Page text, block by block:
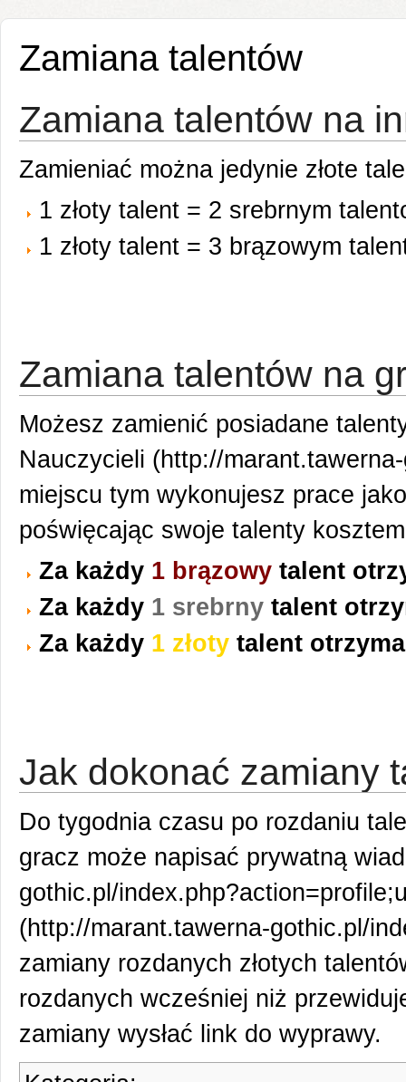
Zamiana talentów
Zamiana talentów na
Zamieniać można jedynie złote
1 złoty talent = 2 srebrnym
1 złoty talent = 3 brązowym
Zamiana talentów na
Możesz zamienić posiadane
Nauczycieli
miejscu tym wykonujesz prace
poświęcając swoje talenty
Za każdy 1 brązowy talent
Za każdy 1 srebrny talent
Za każdy 1 złoty talent
Jak dokonać zamiany
Do tygodnia czasu po rozdaniu
gracz może napisać prywatną
zamiany rozdanych złotych
rozdanych wcześniej niż
zamiany wysłać link do wyprawy.